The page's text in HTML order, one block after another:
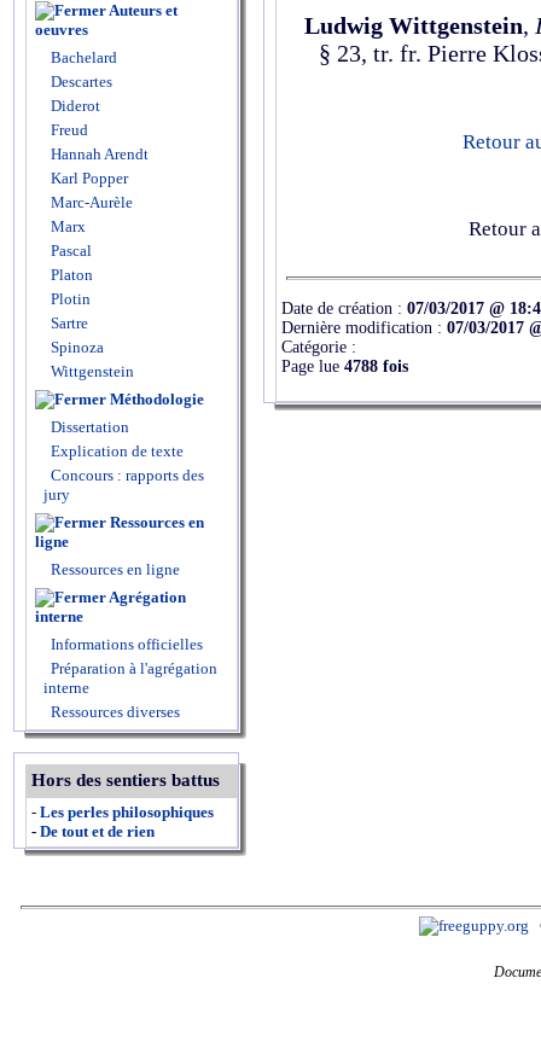
Auteurs et
oeuvres
Bachelard
Descartes
Diderot
Freud
Hannah Arendt
Karl Popper
Marc-Aurèle
Marx
Pascal
Platon
Plotin
Sartre
Spinoza
Wittgenstein
Méthodologie
Dissertation
Explication de texte
Concours : rapports des
jury
Ressources en
ligne
Ressources en ligne
Agrégation
interne
Informations officielles
Préparation à l'agrégation
interne
Ressources diverses
Hors des sentiers battus
- Les perles philosophiques
- De tout et de rien
Ludwig Wittgenstein,
§ 23, tr. fr. Pierre
Retour
Retour
Date de création : 07/03/2017 @
Dernière modification : 07/03/2017
Catégorie :
Page lue 4788 fois